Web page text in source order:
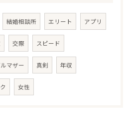
結婚相談所 エリート アプリ
交際 スピード
マザー 真剣 年収
女性